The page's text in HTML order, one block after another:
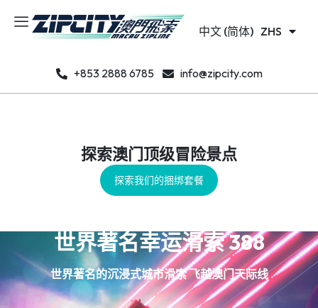
中文 (简体) ZHS
한국어 KO
+853 2888 6785 info@zipcity.com
探索澳门顶级冒险景点
探索我们的捆绑套餐
世界著名幸运滑索 388
世界著名的沉浸式城市滑索 飞越澳门天际线